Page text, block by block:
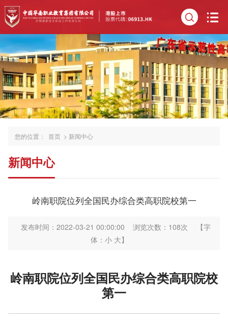
您的位置： 首页 > 新闻中心
新闻中心
岭南职院位列全国民办综合类高职院校第一
发布时间：2022-03-21 00:00:00 浏览次数： 108次
【字
体： 小 大】
岭南职院位列全国民办综合类高职院校
第一